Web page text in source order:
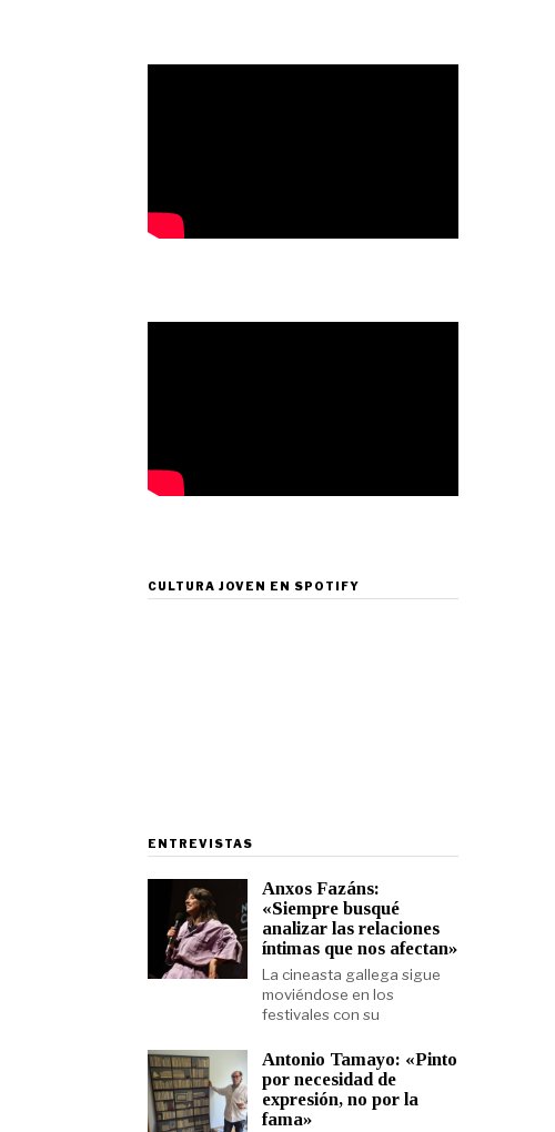
CULTURA JOVEN EN SPOTIFY
ENTREVISTAS
Anxos Fazáns:
«Siempre busqué
analizar las relaciones
íntimas que nos afectan»
La cineasta gallega sigue
moviéndose en los
festivales con su
Antonio Tamayo: «Pinto
por necesidad de
expresión, no por la
fama»